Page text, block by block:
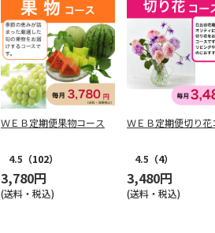
ＷＥＢ定期便果物コース
4.5 （102）
3,780円
(送料・税込)
ＷＥＢ定期便切り花
4.5 （4）
3,480円
(送料・税込)